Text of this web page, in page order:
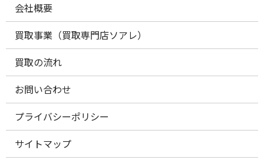
会社概要
買取事業（買取専門店ソアレ）
買取の流れ
お問い合わせ
プライバシーポリシー
サイトマップ